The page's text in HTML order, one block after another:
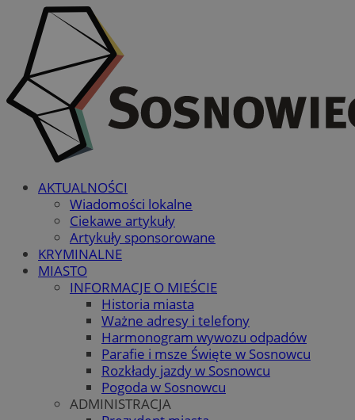
AKTUALNOŚCI
Wiadomości lokalne
Ciekawe artykuły
Artykuły sponsorowane
KRYMINALNE
MIASTO
INFORMACJE O MIEŚCIE
Historia miasta
Ważne adresy i telefony
Harmonogram wywozu odpadów
Parafie i msze Święte w Sosnowcu
Rozkłady jazdy w Sosnowcu
Pogoda w Sosnowcu
ADMINISTRACJA